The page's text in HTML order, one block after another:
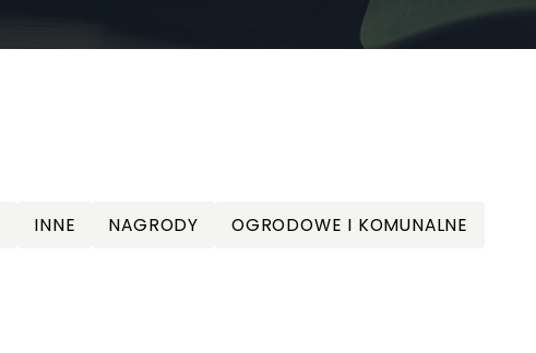
INNE NAGRODY OGRODOWE I KOMUNALNE